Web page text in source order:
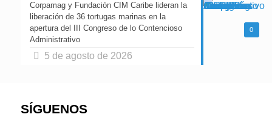
0
Corpamag y Fundación CIM Caribe lideran la
liberación de 36 tortugas marinas en la
apertura del III Congreso de lo Contencioso
Administrativo
5 de agosto de 2026
SÍGUENOS